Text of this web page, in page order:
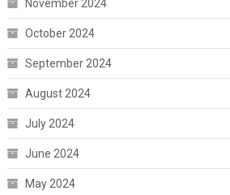
November 2024
October 2024
September 2024
August 2024
July 2024
June 2024
May 2024